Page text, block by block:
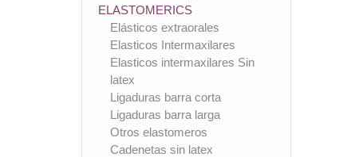
ELASTOMERICS
Elásticos extraorales
Elasticos Intermaxilares
Elasticos intermaxilares Sin
latex
Ligaduras barra corta
Ligaduras barra larga
Otros elastomeros
Cadenetas sin latex